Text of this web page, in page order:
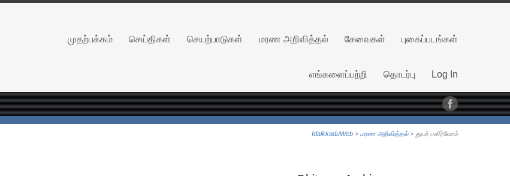
முதற்பக்கம் செய்திகள் செயற்பாடுகள் மரண அறிவித்தல் சேவைகள் புகைப்படங்கள்
எங்களைப்பற்றி தொடர்பு Log In
IdaikkaduWeb > மரண அறிவித்தல்> துயர் பகிர்வோம்